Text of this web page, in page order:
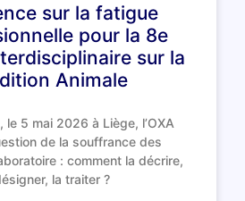
sur la fatigue
pour la 8e
sur la
Animale
le 5 mai 2026 à Liège, l’OXA
de la souffrance des
: comment la décrire,
la traiter ?